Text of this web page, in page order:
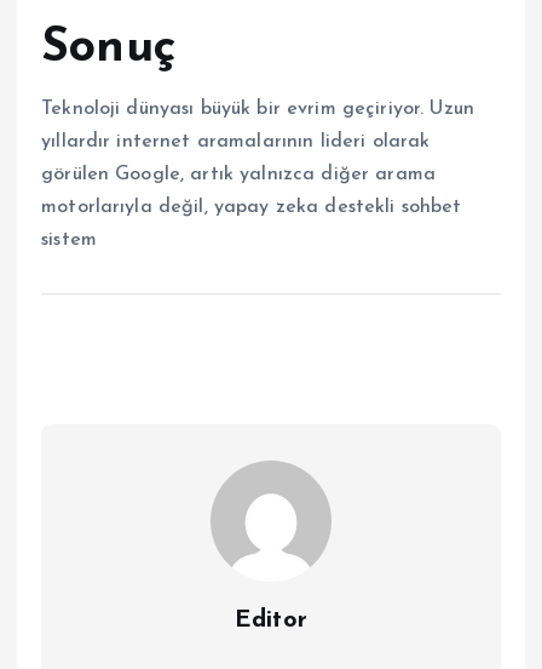
Sonuç
Teknoloji dünyası büyük bir evrim geçiriyor. Uzun
yıllardır internet aramalarının lideri olarak
görülen Google, artık yalnızca diğer arama
motorlarıyla değil, yapay zeka destekli sohbet
sistem
Editor